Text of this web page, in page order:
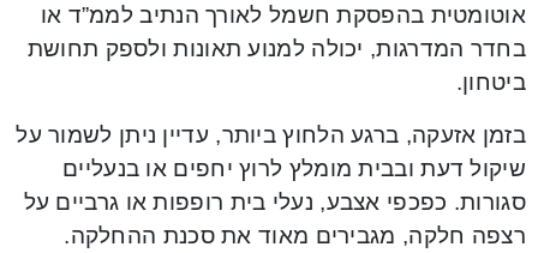
אוטומטית בהפסקת חשמל לאורך הנתיב לממ”ד או
בחדר המדרגות, יכולה למנוע תאונות ולספק תחושת
ביטחון.
בזמן אזעקה, ברגע הלחוץ ביותר, עדיין ניתן לשמור על
שיקול דעת ובבית מומלץ לרוץ יחפים או בנעליים
סגורות. כפכפי אצבע, נעלי בית רופפות או גרביים על
רצפה חלקה, מגבירים מאוד את סכנת ההחלקה.